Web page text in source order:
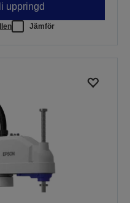
uppringd
Jämför